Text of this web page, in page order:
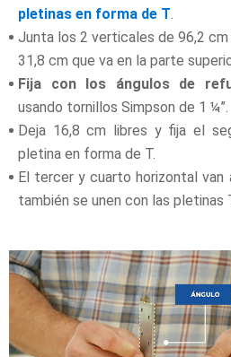
pletinas en forma de T
Junta los 2 verticales de 96,2
31,8 cm que va en la parte
Fija con los ángulos de
usando tornillos Simpson de 1 ¼”.
Deja 16,8 cm libres y fija el
pletina en forma de T.
El tercer y cuarto horizontal van
también se unen con las pletinas